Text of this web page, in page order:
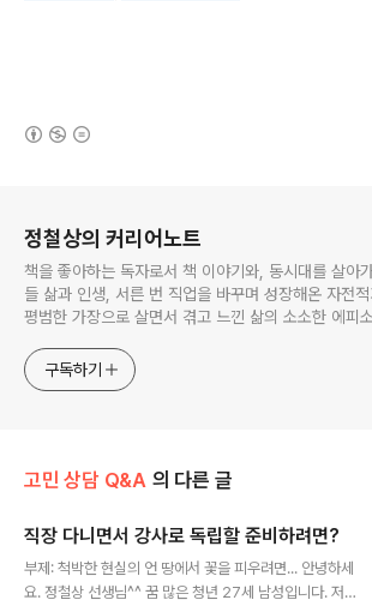
정철상의 커리어노트
책을 좋아하는 독자로서 책 이야기와, 동시대를 살아
들 삶과 인생, 서른 번 직업을 바꾸며 성장해온 자전적
평범한 가장으로 살면서 겪고 느낀 삶의 소소한 에피
고픈 커리어코치, 유튜브: 정교수의 인생수업
구독하기
고민 상담 Q&A 의 다른 글
직장 다니면서 강사로 독립할 준비하려면?
부제: 척박한 현실의 언 땅에서 꽃을 피우려면... 안녕하세
요. 정철상 선생님^^ 꿈 많은 청년 27세 남성입니다. 저는